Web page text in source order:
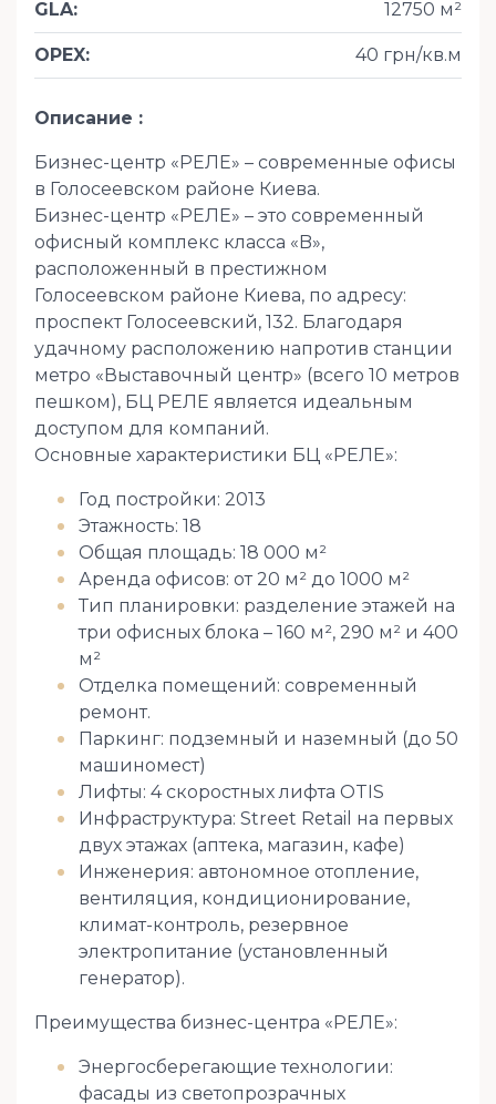
GLA: 12750 м²
OPEX: 40 грн/кв.м
Описание
Бизнес-центр «РЕЛЕ» – современные офисы
в Голосеевском районе Киева.
Бизнес-центр «РЕЛЕ» – это современный
офисный комплекс класса «B»,
расположенный в престижном
Голосеевском районе Киева, по адресу:
проспект Голосеевский, 132. Благодаря
удачному расположению напротив станции
метро «Выставочный центр» (всего 10 метров
пешком), БЦ РЕЛЕ является идеальным
доступом для компаний.
Основные характеристики БЦ «РЕЛЕ»:
Год постройки: 2013
Этажность: 18
Общая площадь: 18 000 м²
Аренда офисов: от 20 м² до 1000 м²
Тип планировки: разделение этажей на
три офисных блока – 160 м², 290 м² и 400
м²
Отделка помещений: современный
ремонт.
Паркинг: подземный и наземный (до 50
машиномест)
Лифты: 4 скоростных лифта OTIS
Инфраструктура: Street Retail на первых
двух этажах (аптека, магазин, кафе)
Инженерия: автономное отопление,
вентиляция, кондиционирование,
климат-контроль, резервное
электропитание (установленный
генератор).
Преимущества бизнес-центра «РЕЛЕ»:
Энергосберегающие технологии:
фасады из светопрозрачных